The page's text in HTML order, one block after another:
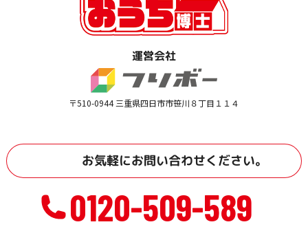
運営会社
〒510-0944 三重県四日市市笹川８丁目１１４
お気軽にお問い合わせください。
0120-509-589